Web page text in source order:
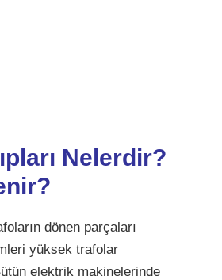
Nelerdir?
dönen parçaları
yüksek trafolar
elektrik makinelerinde